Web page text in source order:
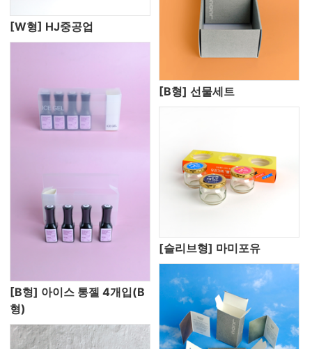
[W형] HJ중공업
[B형] 선물세트
[B형] 아이스 통젤 4개입(B
형)
[슬리브형] 마미포유